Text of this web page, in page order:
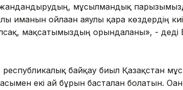
мұсылмандық
иманын ойлаған аяулы қара көздердің
мақсатымыздың орындалғаны», -
республикалық байқау биыл Қазақстан
екі ай бұрын басталған болатын. Оған